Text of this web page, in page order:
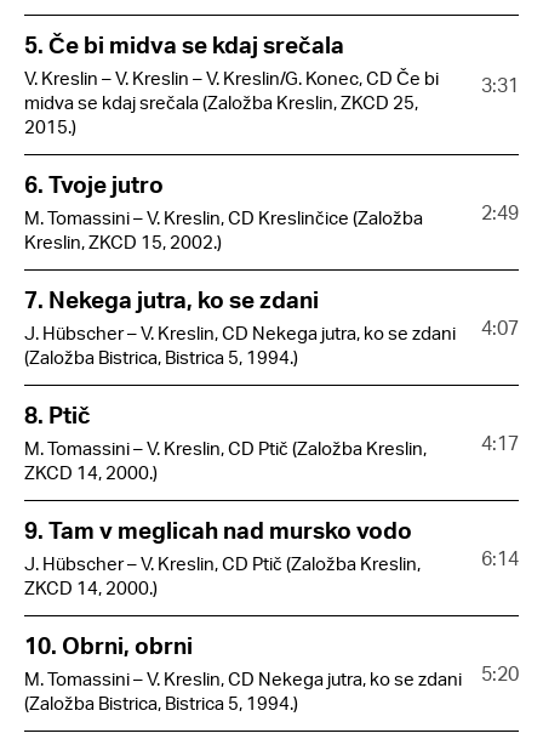
5. Če bi midva se kdaj srečala
V. Kreslin – V. Kreslin – V. Kreslin/G. Konec, CD Če bi
midva se kdaj srečala (Založba Kreslin, ZKCD 25,
2015.)
3:31
6. Tvoje jutro
M. Tomassini – V. Kreslin, CD Kreslinčice (Založba
Kreslin, ZKCD 15, 2002.)
2:49
7. Nekega jutra, ko se zdani
J. Hübscher – V. Kreslin, CD Nekega jutra, ko se zdani
(Založba Bistrica, Bistrica 5, 1994.)
4:07
8. Ptič
M. Tomassini – V. Kreslin, CD Ptič (Založba Kreslin,
ZKCD 14, 2000.)
4:17
9. Tam v meglicah nad mursko vodo
J. Hübscher – V. Kreslin, CD Ptič (Založba Kreslin,
ZKCD 14, 2000.)
6:14
10. Obrni, obrni
M. Tomassini – V. Kreslin, CD Nekega jutra, ko se zdani
(Založba Bistrica, Bistrica 5, 1994.)
5:20